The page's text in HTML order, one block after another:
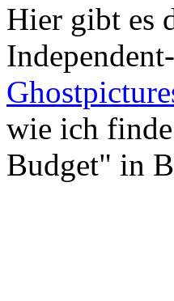
Hier gibt es
wie ich
Budget" in